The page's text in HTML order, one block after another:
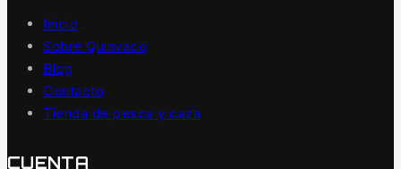
Inicio
Sobre Quinvaco
Blog
Contacto
Tienda de pesca y caza
CUENTA